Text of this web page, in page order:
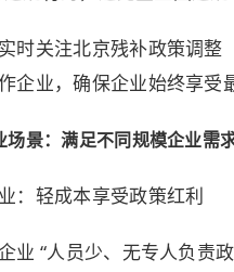
时关注北京残补政策调整
企业，确保企业始终享受
场景：满足不同规模企业需
：轻成本享受政策红利
业 “人员少、无专人负责